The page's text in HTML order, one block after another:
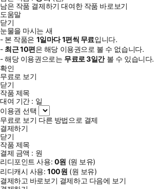
남은 작품 결제하기 대여한 작품 바로보기
도움말
닫기
눈물을 마시는 새
- 본 작품은 1일마다1편씩 무료입니다.
- 최근10편은 해당 이용권으로 볼 수 없습니다.
- 해당 이용권으로는 무료로3일간볼 수 있습니다.
확인
무료로 보기
닫기
작품 제목
대여 기간 : 일
이용권 선택
무료로 보기 다른 방법으로 결제
결제하기
닫기
작품 제목
결제 금액 : 원
리디포인트 사용: 0원 (원 보유)
리디캐시 사용:100원 (원 보유)
결제하고 바로보기 결제하고 다음에 보기